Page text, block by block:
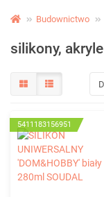
Budownictwo
silikony, akryle
5411183156951